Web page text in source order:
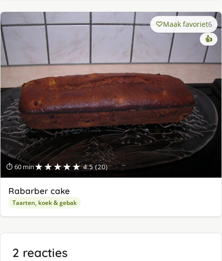
⏱ 60 min★★★★★ 4.5 (20)
Maak favoriet6
👍
Rabarber cake
Taarten, koek & gebak
2 reacties